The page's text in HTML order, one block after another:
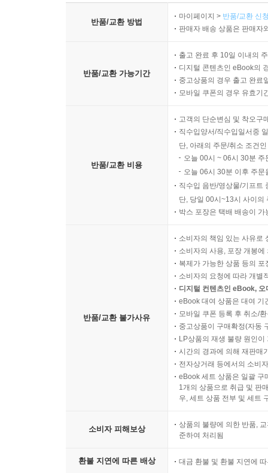
반품/교환 방법
마이페이지 > 반품/교환 신
판매자 배송 상품은 판매자
반품/교환 가능기간
출고 완료 후 10일 이내의
디지털 콘텐츠인 eBook의
중고상품의 경우 출고 완료
모바일 쿠폰의 경우 유효기
반품/교환 비용
고객의 단순변심 및 착오구
직수입양서/직수입일서중
단, 아래의 주문/취소 조건
오늘 00시 ~ 06시 30분
오늘 06시 30분 이후 주
직수입 음반/영상물/기프트
단, 당일 00시~13시 사이의
박스 포장은 택배 배송이
반품/교환 불가사유
소비자의 책임 있는 사유로
소비자의 사용, 포장 개봉
복제가 가능한 상품 등의
소비자의 요청에 따라 개별
디지털 컨텐츠인 eBook,
eBook 대여 상품은 대여 기
모바일 쿠폰 등록 후 취소/
중고상품이 구매확정(자동
LP상품의 재생 불량 원인
시간의 경과에 의해 재판매
전자상거래 등에서의 소비
eBook 세트 상품은 일괄 구
1개의 상품으로 취급 및 판
우, 세트 상품 전부 및 세트
소비자 피해보상
상품의 불량에 의한 반품,
준하여 처리됨
환불 지연에 따른 배상 대금 환불 및 환불 지연에